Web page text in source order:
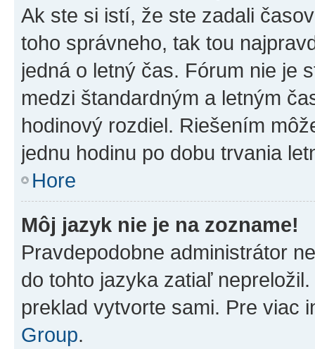
Ak ste si istí, že ste zadali
toho správneho, tak tou
jedná o letný čas. Fórum nie je
medzi štandardným a letným
hodinový rozdiel. Riešením
jednu hodinu po dobu trvania
Hore
Môj jazyk nie je na zozname!
Pravdepodobne administrátor
do tohto jazyka zatiaľ
preklad vytvorte sami. Pre viac
Group.